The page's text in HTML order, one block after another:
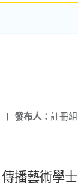
發布人： 註冊組
|
傳播藝術學士